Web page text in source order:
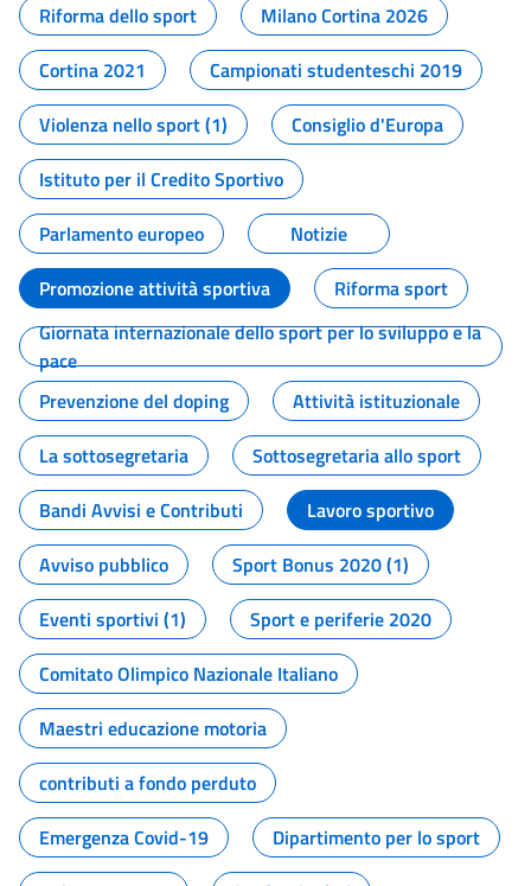
Riforma dello sport
Milano Cortina 2026
Cortina 2021
Campionati studenteschi 2019
Violenza nello sport (1)
Consiglio d'Europa
Istituto per il Credito Sportivo
Parlamento europeo
Notizie
Promozione attività sportiva
Riforma sport
Giornata internazionale dello sport per lo sviluppo e la
pace
Prevenzione del doping
Attività istituzionale
La sottosegretaria
Sottosegretaria allo sport
Bandi Avvisi e Contributi
Lavoro sportivo
Avviso pubblico
Sport Bonus 2020 (1)
Eventi sportivi (1)
Sport e periferie 2020
Comitato Olimpico Nazionale Italiano
Maestri educazione motoria
contributi a fondo perduto
Emergenza Covid-19
Dipartimento per lo sport